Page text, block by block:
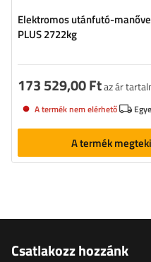
Elektromos utánfutó-
PLUS 2722kg
173 529,00 Ftaz ár
A termék nem elérhető
A termék
Csatlakozz hozzánk